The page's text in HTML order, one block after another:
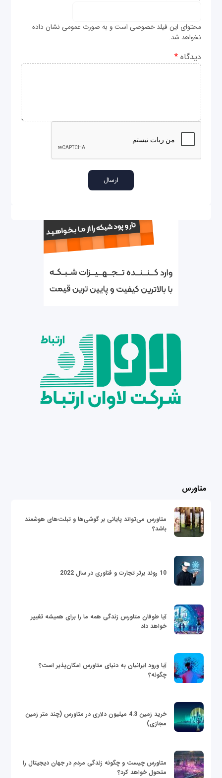
محتوای این فیلد خصوصی است و به صورت عمومی نشان داده
نخواهد شد.
دیدگاه*
متاورس
متاورس می‌تواند پایانی بر گوشی‌ها و تبلت‌های هوشمند
باشد؟
10 روند برتر تجارت و فناوری در سال 2022
آیا طوفان متاورس زندگی همه ما را برای همیشه تغییر
خواهد داد
آیا ورود ایرانیان به دنیای متاورس امکان‌پذیر است؟
چگونه؟
خرید زمین 4.3 میلیون دلاری در متاورس (چند متر زمین
مجازی)
متاورس چیست و چگونه زندگی مردم در جهان دیجیتال را
متحول خواهد کرد؟